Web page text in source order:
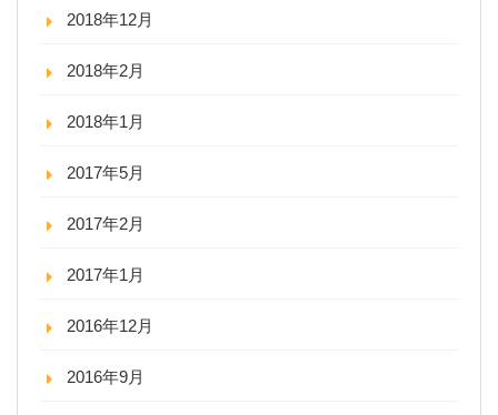
2018年12月
2018年2月
2018年1月
2017年5月
2017年2月
2017年1月
2016年12月
2016年9月